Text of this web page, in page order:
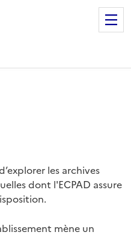
et de production
les archives
dont l'ECPAD assure
mène un